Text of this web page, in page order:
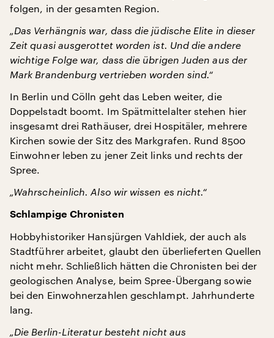
folgen, in der gesamten Region.
„Das Verhängnis war, dass die jüdische Elite in dieser
Zeit quasi ausgerottet worden ist. Und die andere
wichtige Folge war, dass die übrigen Juden aus der
Mark Brandenburg vertrieben worden sind.“
In Berlin und Cölln geht das Leben weiter, die
Doppelstadt boomt. Im Spätmittelalter stehen hier
insgesamt drei Rathäuser, drei Hospitäler, mehrere
Kirchen sowie der Sitz des Markgrafen. Rund 8500
Einwohner leben zu jener Zeit links und rechts der
Spree.
„Wahrscheinlich. Also wir wissen es nicht.“
Schlampige Chronisten
Hobbyhistoriker Hansjürgen Vahldiek, der auch als
Stadtführer arbeitet, glaubt den überlieferten Quellen
nicht mehr. Schließlich hätten die Chronisten bei der
geologischen Analyse, beim Spree-Übergang sowie
bei den Einwohnerzahlen geschlampt. Jahrhunderte
lang.
„Die Berlin-Literatur besteht nicht aus